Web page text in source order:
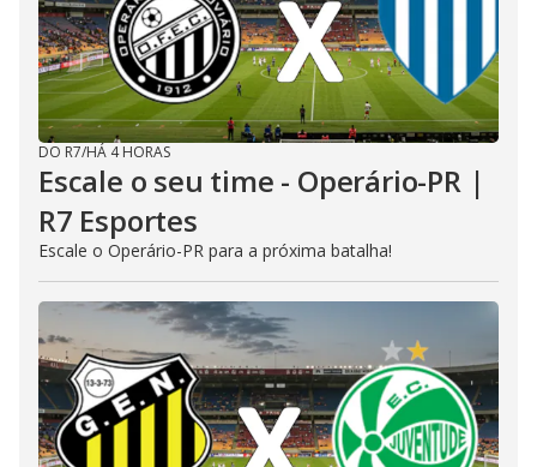
DO R7/HÁ 4 HORAS
Escale o seu time - Operário-PR |
R7 Esportes
Escale o Operário-PR para a próxima batalha!